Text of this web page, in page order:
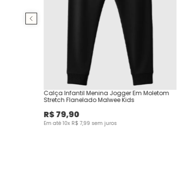
Calça Infantil Menina Jogger Em Moletom
Stretch Flanelado Malwee Kids
R$79,90
Em até10x R$ 7,99 sem juros